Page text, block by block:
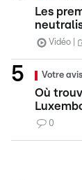
Les
Vidéo
Votre
Où
0